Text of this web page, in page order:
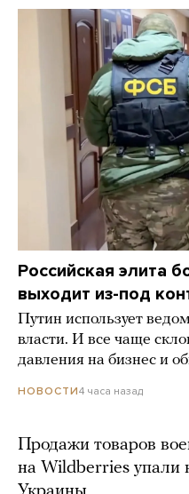
Российская элита
выходит из-под
Путин использует
власти. И все чаще
давления на бизнес и
НОВОСТИ4 часа назад
Продажи товаров
на Wildberries упали